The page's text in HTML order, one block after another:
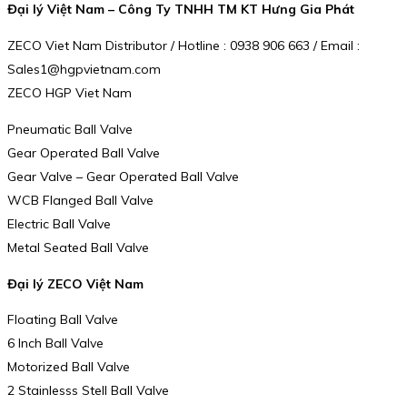
Đại lý Việt Nam – Công Ty TNHH TM KT Hưng Gia Phát
ZECO Viet Nam Distributor / Hotline : 0938 906 663 / Email :
Sales1@hgpvietnam.com
ZECO HGP Viet Nam
Pneumatic Ball Valve
Gear Operated Ball Valve
Gear Valve – Gear Operated Ball Valve
WCB Flanged Ball Valve
Electric Ball Valve
Metal Seated Ball Valve
Đại lý ZECO Việt Nam
Floating Ball Valve
6 Inch Ball Valve
Motorized Ball Valve
2 Stainlesss Stell Ball Valve